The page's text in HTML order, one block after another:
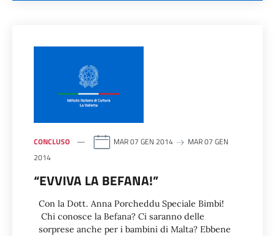
CONCLUSO MAR 07 GEN 2014
MAR 07 GEN
2014
“EVVIVA LA BEFANA!”
Con la Dott. Anna Porcheddu Speciale Bimbi!
Chi conosce la Befana? Ci saranno delle
sorprese anche per i bambini di Malta? Ebbene